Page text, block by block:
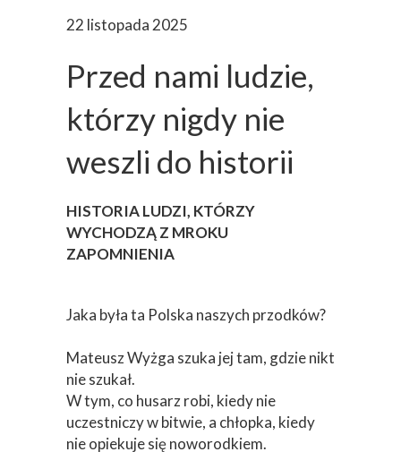
22 listopada 2025
Przed nami ludzie,
którzy nigdy nie
weszli do historii
HISTORIA LUDZI, KTÓRZY
WYCHODZĄ Z MROKU
ZAPOMNIENIA
Jaka była ta Polska naszych przodków?
Mateusz Wyżga szuka jej tam, gdzie nikt
nie szukał.
W tym, co husarz robi, kiedy nie
uczestniczy w bitwie, a chłopka, kiedy
nie opiekuje się noworodkiem.